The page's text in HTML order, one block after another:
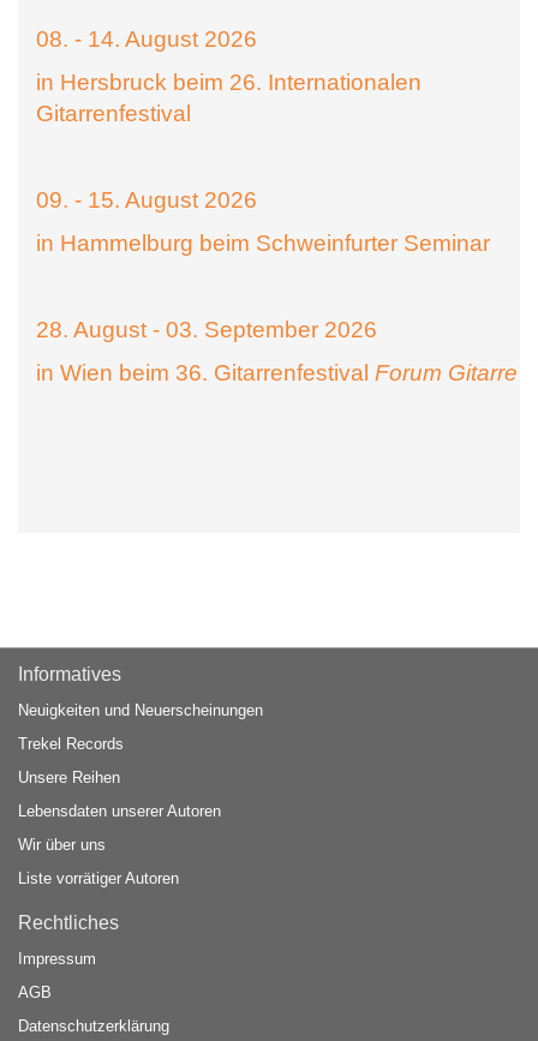
08. - 14. August 2026
in Hersbruck beim 26. Internationalen
Gitarrenfestival
09. - 15. August 2026
in Hammelburg beim Schweinfurter Seminar
28. August - 03. September 2026
in Wien beim 36. Gitarrenfestival Forum Gitarre
Informatives
Neuigkeiten und Neuerscheinungen
Trekel Records
Unsere Reihen
Lebensdaten unserer Autoren
Wir über uns
Liste vorrätiger Autoren
Rechtliches
Impressum
AGB
Datenschutzerklärung